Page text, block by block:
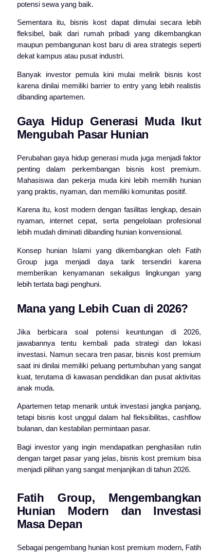
potensi sewa yang baik.
Sementara itu, bisnis kost dapat dimulai secara lebih
fleksibel, baik dari rumah pribadi yang dikembangkan
maupun pembangunan kost baru di area strategis seperti
dekat kampus atau pusat industri.
Banyak investor pemula kini mulai melirik bisnis kost
karena dinilai memiliki barrier to entry yang lebih realistis
dibanding apartemen.
Gaya Hidup Generasi Muda Ikut
Mengubah Pasar Hunian
Perubahan gaya hidup generasi muda juga menjadi faktor
penting dalam perkembangan bisnis kost premium.
Mahasiswa dan pekerja muda kini lebih memilih hunian
yang praktis, nyaman, dan memiliki komunitas positif.
Karena itu, kost modern dengan fasilitas lengkap, desain
nyaman, internet cepat, serta pengelolaan profesional
lebih mudah diminati dibanding hunian konvensional.
Konsep hunian Islami yang dikembangkan oleh
Fatih
Groupjuga menjadi daya tarik tersendiri karena
memberikan kenyamanan sekaligus lingkungan yang
lebih tertata bagi penghuni.
Mana yang Lebih Cuan di 2026?
Jika berbicara soal potensi keuntungan di 2026,
jawabannya tentu kembali pada strategi dan lokasi
investasi. Namun secara tren pasar, bisnis kost premium
saat ini dinilai memiliki peluang pertumbuhan yang sangat
kuat, terutama di kawasan pendidikan dan pusat aktivitas
anak muda.
Apartemen tetap menarik untuk investasi jangka panjang,
tetapi bisnis kost unggul dalam hal fleksibilitas, cashflow
bulanan, dan kestabilan permintaan pasar.
Bagi investor yang ingin mendapatkan penghasilan rutin
dengan target pasar yang jelas, bisnis kost premium bisa
menjadi pilihan yang sangat menjanjikan di tahun 2026.
Fatih Group, Mengembangkan
Hunian Modern dan Investasi
Masa Depan
Sebagai pengembang hunian kost premium modern, Fatih